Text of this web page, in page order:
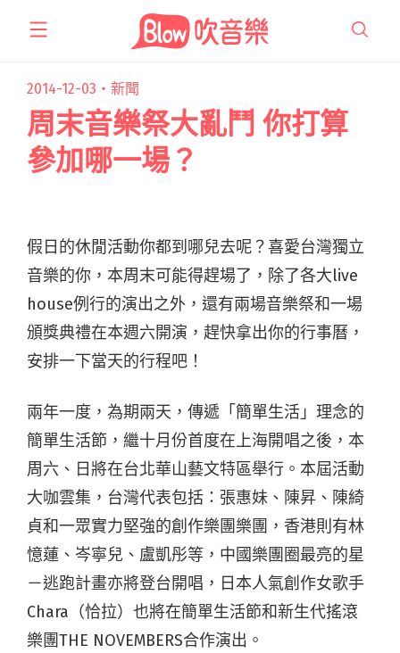
2014-12-03・ 新聞
周末音樂祭大亂鬥 你打算
參加哪一場？
假日的休閒活動你都到哪兒去呢？喜愛台灣獨立
音樂的你，本周末可能得趕場了，除了各大live
house例行的演出之外，還有兩場音樂祭和一場
頒獎典禮在本週六開演，趕快拿出你的行事曆，
安排一下當天的行程吧！
兩年一度，為期兩天，傳遞「簡單生活」理念的
簡單生活節，繼十月份首度在上海開唱之後，本
周六、日將在台北華山藝文特區舉行。本屆活動
大咖雲集，台灣代表包括：張惠妹、陳昇、陳綺
貞和一眾實力堅強的創作樂團樂團，香港則有林
憶蓮、岑寧兒、盧凱彤等，中國樂團圈最亮的星
－逃跑計畫亦將登台開唱，日本人氣創作女歌手
Chara（恰拉）也將在簡單生活節和新生代搖滾
樂團THE NOVEMBERS合作演出。